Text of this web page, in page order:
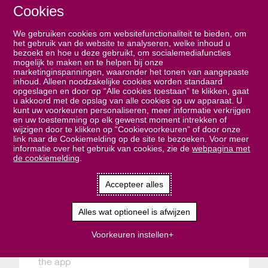
Oops!
the app
Cookies
We gebruiken cookies om websitefunctionaliteit te bieden, om
het gebruik van de website te analyseren, welke inhoud u
bezoekt en hoe u deze gebruikt, om socialemediafuncties
mogelijk te maken en te helpen bij onze
marketinginspanningen, waaronder het tonen van aangepaste
inhoud. Alleen noodzakelijke cookies worden standaard
opgeslagen en door op “Alle cookies toestaan” te klikken, gaat
u akkoord met de opslag van alle cookies op uw apparaat. U
kunt uw voorkeuren personaliseren, meer informatie verkrijgen
en uw toestemming op elk gewenst moment intrekken of
wijzigen door te klikken op “Cookievoorkeuren” of door onze
link naar de Cookiemelding op de site te bezoeken. Voor meer
informatie over het gebruik van cookies, zie dewebpagina met
de cookiemelding
Accepteer alles
Alles wat optioneel is afwijzen
Voorkeuren instellen